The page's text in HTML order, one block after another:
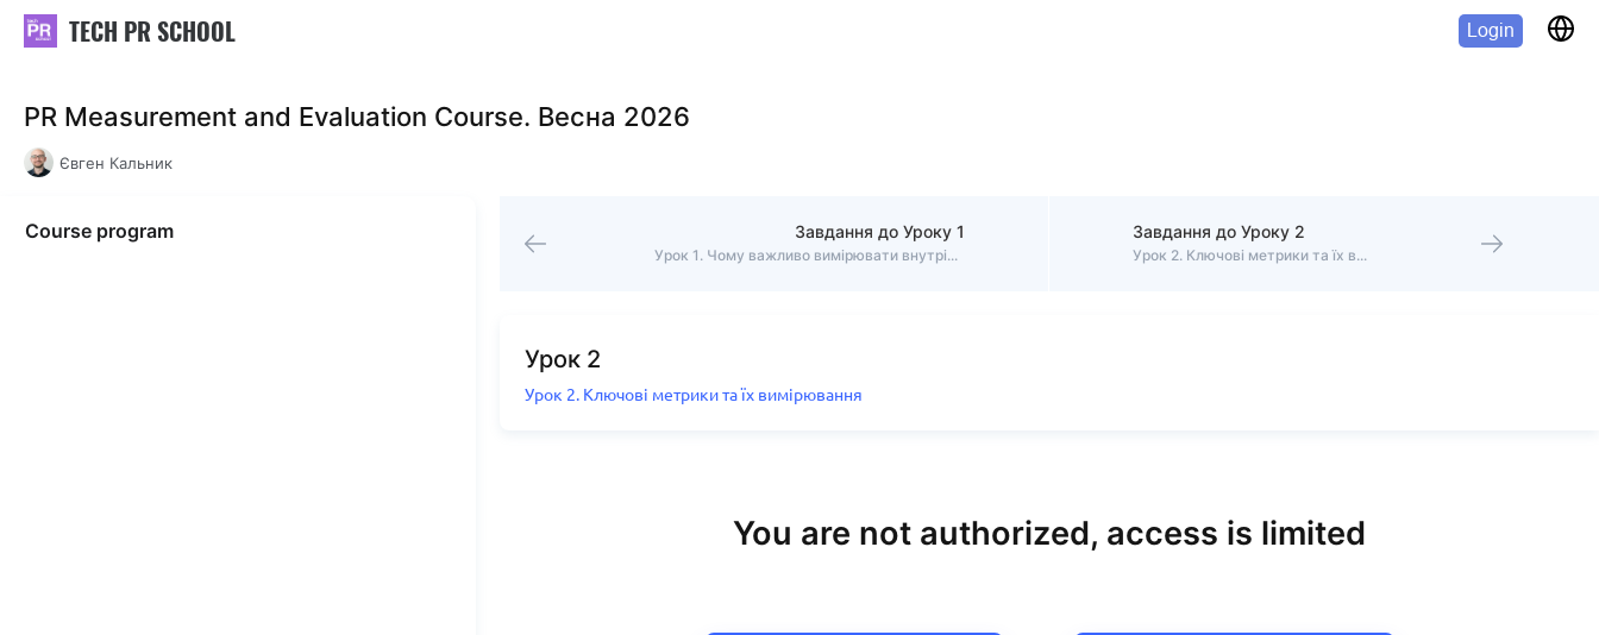
TECH PR SCHOOL Login
PR Measurement and Evaluation Course. Весна 2026
Євген Кальник
Course program Завдання до Уроку 1
Урок 1. Чому важливо вимірювати внутрішні комунікації
Завдання до Уроку 2
Урок 2. Ключові метрики та їх вимірювання
Урок 2
Урок 2. Ключові метрики та їх вимірювання
You are not authorized, access is limited